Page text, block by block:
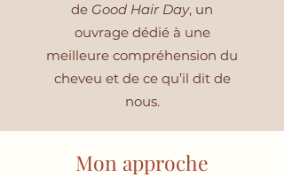
de Good Hair Day, un
ouvrage dédié à une
meilleure compréhension du
cheveu et de ce qu’il dit de
nous.
Mon approche